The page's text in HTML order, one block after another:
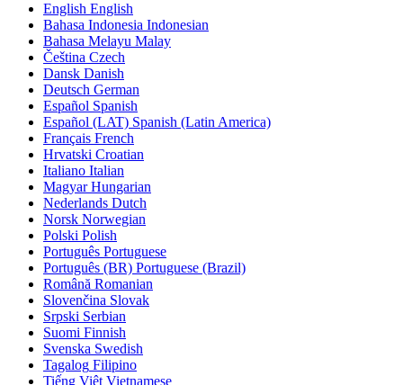
English English
Bahasa Indonesia Indonesian
Bahasa Melayu Malay
Čeština Czech
Dansk Danish
Deutsch German
Español Spanish
Español (LAT) Spanish (Latin America)
Français French
Hrvatski Croatian
Italiano Italian
Magyar Hungarian
Nederlands Dutch
Norsk Norwegian
Polski Polish
Português Portuguese
Português (BR) Portuguese (Brazil)
Română Romanian
Slovenčina Slovak
Srpski Serbian
Suomi Finnish
Svenska Swedish
Tagalog Filipino
Tiếng Việt Vietnamese